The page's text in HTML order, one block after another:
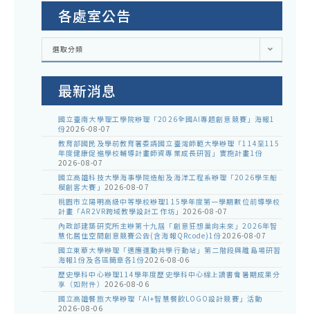
各處室公告
各
室
選取分類
最新消息
國立臺南大學理工學院辦理「2026全國AI專題創意競賽」海報1
份2026-08-07
教育部國民及學前教育署委請國立臺灣師範大學辦理「114至115
年度健康促進學校輔導計畫師資專業成長研習」實施計畫1份
2026-08-07
國立高雄科技大學海事學院造船及海洋工程系辦理「2026學生船
模創客大賽」 2026-08-07
桃園市立陽明高級中等學校辦理115學年度第一學期數位前導學校
計畫「AR2VR跨域教學設計工作坊」 2026-08-07
內政部建築研究所主辦第十九屆「創意狂想巢向未來」2026年智
慧化居住空間創意競賽公告(含海報QRcode)1份2026-08-07
國立東華大學辦理「適應運動共學行動站」第二階段與離島場研習
海報1份及各區簡章各1份2026-08-06
歷史學科中心辦理114學年度歷史學科中心線上讀書會暑期成果分
享（如附件） 2026-08-06
國立高雄餐旅大學辦理「AI+智慧餐飲LOGO設計競賽」活動
2026-08-06